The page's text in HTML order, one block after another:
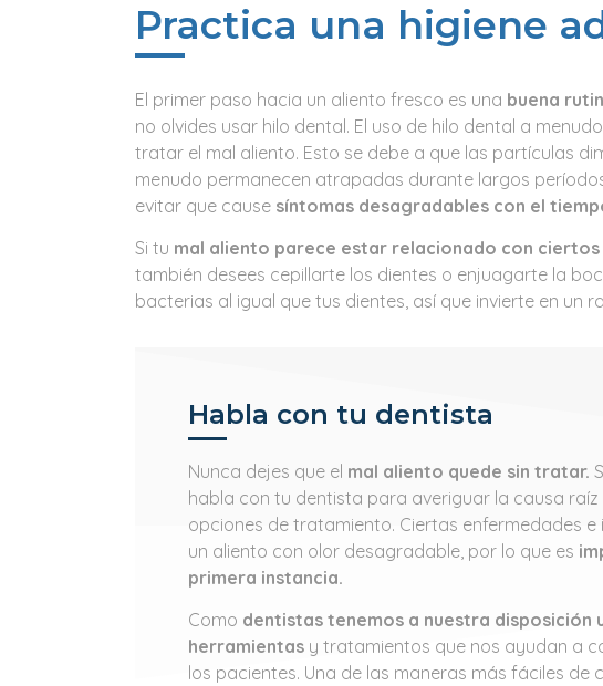
Practica una higiene
El primer paso hacia un aliento fresco es una buena
no olvides usar hilo dental. El uso de hilo dental a
tratar el mal aliento. Esto se debe a que las partículas
menudo permanecen atrapadas durante largos
evitar que cause síntomas desagradables con el
Si tu mal aliento parece estar relacionado con
también desees cepillarte los dientes o enjuagarte la
bacterias al igual que tus dientes, así que invierte en un
Habla con tu dentista
Nunca dejes que el mal aliento quede sin tratar.
habla con tu dentista para averiguar la causa
opciones de tratamiento. Ciertas enfermedades
un aliento con olor desagradable, por lo que es
primera instancia.
Como dentistas tenemos a nuestra disposición
herramientas y tratamientos que nos ayudan a
los pacientes. Una de las maneras más fáciles de